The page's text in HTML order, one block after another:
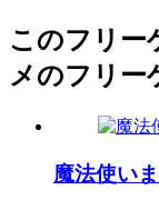
このフリー
メのフリー
魔法使い